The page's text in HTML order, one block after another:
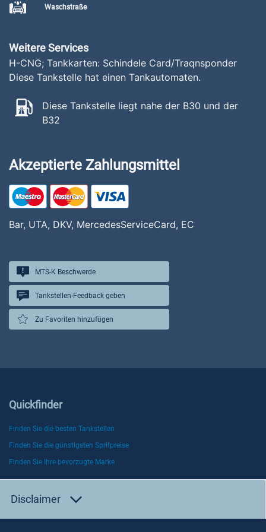
Waschstraße
Weitere Services
H-CNG; Tankkarten: Schindele Card/Traqnsponder
Diese Tankstelle hat einen Tankautomaten.
Diese Tankstelle liegt nahe der B30 und der
B32
Akzeptierte Zahlungsmittel
Bar, UTA, DKV, MercedesServiceCard, EC
MTS-K Beschwerde
Tankstellen-Feedback geben
Zu Favoriten hinzufügen
Quickfinder
Finden Sie die besten Tankstellen
Finden Sie die günstigsten Spritpreise
Finden Sie Ihre bevorzugte Marke
Disclaimer